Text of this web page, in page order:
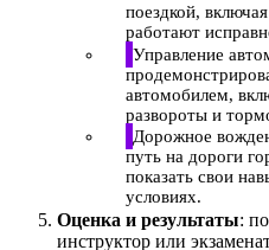
поездкой,
работают
Управление
автомобилем,
развороты и
Дорожное
путь на дороги
показать свои
условиях.
Оценка и результаты:
инструктор или